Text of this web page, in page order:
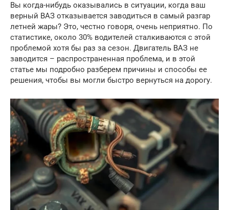
Вы когда-нибудь оказывались в ситуации, когда ваш
верный ВАЗ отказывается заводиться в самый разгар
летней жары? Это, честно говоря, очень неприятно. По
статистике, около 30% водителей сталкиваются с этой
проблемой хотя бы раз за сезон. Двигатель ВАЗ не
заводится – распространенная проблема, и в этой
статье мы подробно разберем причины и способы ее
решения, чтобы вы могли быстро вернуться на дорогу.